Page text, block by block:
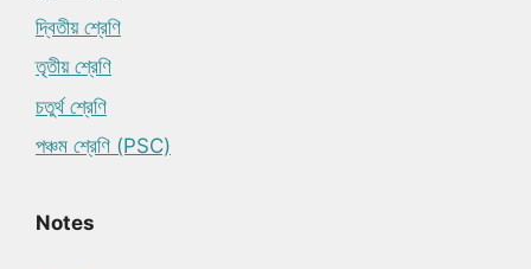
দ্বিতীয় শ্রেণি
তৃতীয় শ্রেণি
চতুর্থ শ্রেণি
পঞ্চম শ্রেণি (PSC)
Notes